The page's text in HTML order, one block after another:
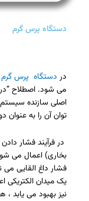
دستگاه پرس گرم
در دستگاه پرس گرم
می شود. اصطلاح
اصلی سازنده سیستم
توان آن را به عنوان
در فرآیند فشار
بخاری) اعمال می شود.
فشار داغ القایی می
یک میدان
نیز بهبود می یابد ،